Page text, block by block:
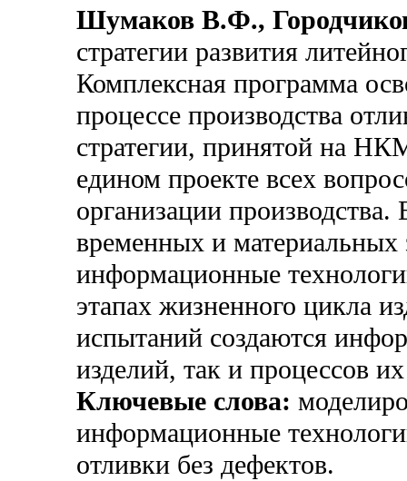
Шумаков В.Ф.,
стратегии развития
Комплексная программа
процессе производства
стратегии, принятой на
едином проекте всех
организации
временных и материальных
информационные
этапах жизненного цикла
испытаний создаются
изделий, так и процессов
Ключевые слова:
информационные
отливки без дефектов.